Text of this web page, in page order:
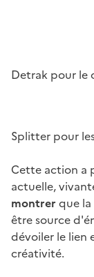
Detrak pour le
Splitter pour
Cette action a
actuelle,
montrer que
être source
dévoiler le lien
créativité.